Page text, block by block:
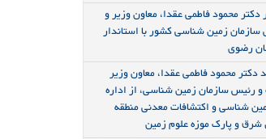
دکتر محمود فاطمی عقدا، معاون وزیر و
زمین شناسی کشور با استاندار
رضوی
دکتر محمود فاطمی عقدا، معاون وزیر
رئیس سازمان زمین شناسی، از اداره
شناسی و اکتشافات معدنی منطقه
و پارک موزه علوم زمین